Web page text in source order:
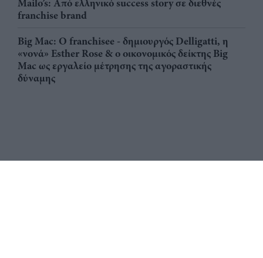
Mailo’s: Από ελληνικό success story σε διεθνές
franchise brand
Big Mac: Ο franchisee - δημιουργός Delligatti, η
«νονά» Esther Rose & ο οικονομικός δείκτης Big
Mac ως εργαλείο μέτρησης της αγοραστικής
δύναμης